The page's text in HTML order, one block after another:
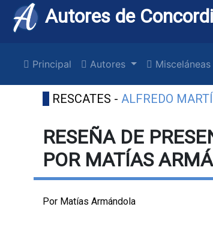
Autores de
Principal Autores Misceláneas
RESCATES - ALFREDO
RESEÑA DE
POR MATÍAS
Por Matías Armándola